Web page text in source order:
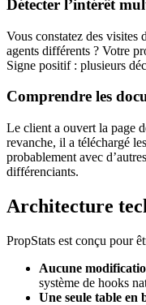
Détecter l’intérêt
Vous constatez des visites
agents différents ? Votre
Signe positif : plusieurs
Comprendre les
Le client a ouvert la page
revanche, il a téléchargé
probablement avec
différenciants.
Architecture
PropStats est conçu pour
Aucune
système de hooks
Une seule table en